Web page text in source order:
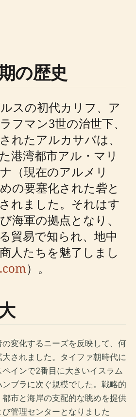
の歴史
スの初代カリフ、ア
フマン3世の治世下、
れたアルカサバは、
港湾都市アル・マリ
（現在のアルメリ
の要塞化された砦と
れました。それはす
海軍の拠点となり、
貿易で知られ、地中
人たちを魅了しまし
）。
変化するニーズを反映して、何
されました。タイファ朝時代に
インで2番目に大きいイスラム
ブラに次ぐ規模でした。戦略的
市と海岸の支配的な眺めを提供
管理センターとなりました